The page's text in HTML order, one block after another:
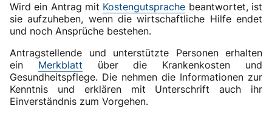
Wird ein Antrag mit Kostengutsprache beantwortet, ist
sie aufzuheben, wenn die wirtschaftliche Hilfe endet
und noch Ansprüche bestehen.
Antragstellende und unterstützte Personen erhalten
ein Merkblatt über die Krankenkosten und
Gesundheitspflege. Die nehmen die Informationen zur
Kenntnis und erklären mit Unterschrift auch ihr
Einverständnis zum Vorgehen.